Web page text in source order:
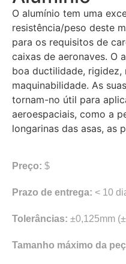
O alumínio tem uma
resistência/peso deste
para os requisitos de
caixas de aeronaves. O
boa ductilidade, rigidez,
maquinabilidade. As
tornam-no útil para
aeroespaciais, como a
longarinas das asas, as
Preço: $
Prazo de entrega: < 10
Tolerâncias: ±0,125mm
Tamanho máximo da